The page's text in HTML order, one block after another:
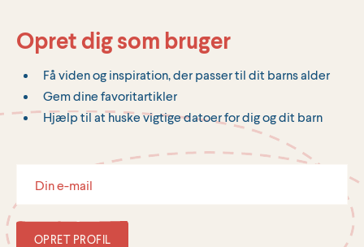
Opret dig som bruger
Få viden og inspiration, der passer til dit barns alder
Gem dine favoritartikler
Hjælp til at huske vigtige datoer for dig og dit barn
OPRET PROFIL